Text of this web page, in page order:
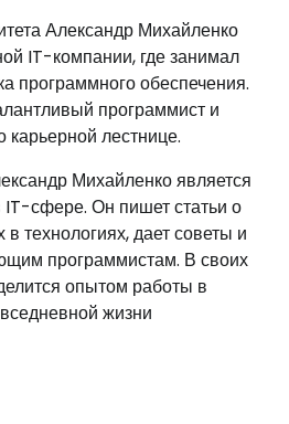
Александр Михайленко
IT-компании, где занимал
программного обеспечения.
программист и
лестнице.
Михайленко является
сфере. Он пишет статьи о
технологиях, дает советы и
программистам. В своих
опытом работы в
жизни